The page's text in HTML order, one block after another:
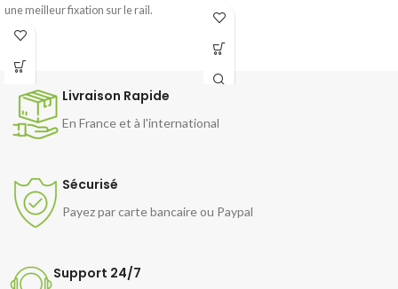
une meilleur fixation sur le rail.
Livraison Rapide
En France et à l'international
Sécurisé
Payez par carte bancaire ou Paypal
Support 24/7